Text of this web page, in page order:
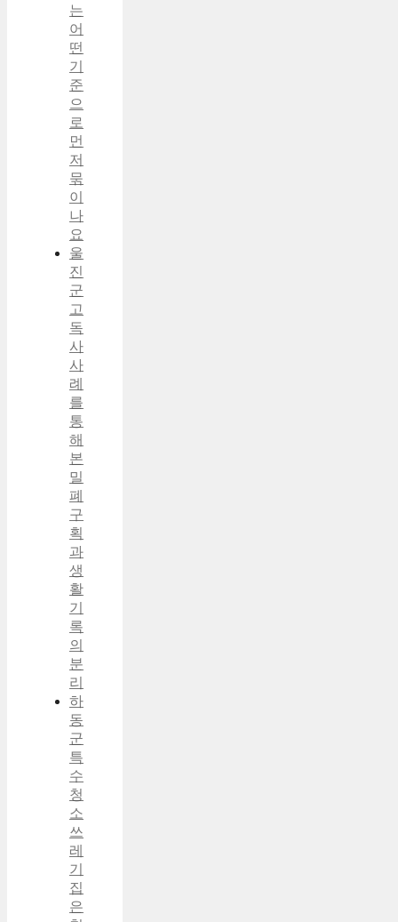
는
어
떤
기
준
으
로
먼
저
묶
이
나
요
울
진
군
고
독
사
사
례
를
통
해
본
밀
폐
구
획
과
생
활
기
록
의
분
리
하
동
군
특
수
청
소
쓰
레
기
집
은